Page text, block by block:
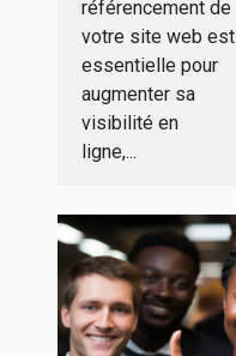
agence
SEO à
Bordeaux
référencement de
votre site web est
essentielle pour
augmenter sa
visibilité en
ligne,...